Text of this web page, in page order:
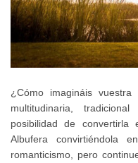
¿Cómo imagináis
multitudinaria,
posibilidad de
Albufera convirtiéndola
romanticismo, pero